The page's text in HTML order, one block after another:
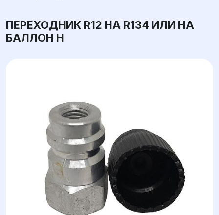
ПЕРЕХОДНИК R12 НА R134 ИЛИ НА
БАЛЛОН H